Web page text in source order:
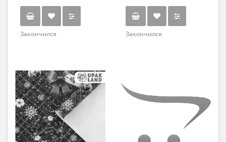
Закончился Закончился